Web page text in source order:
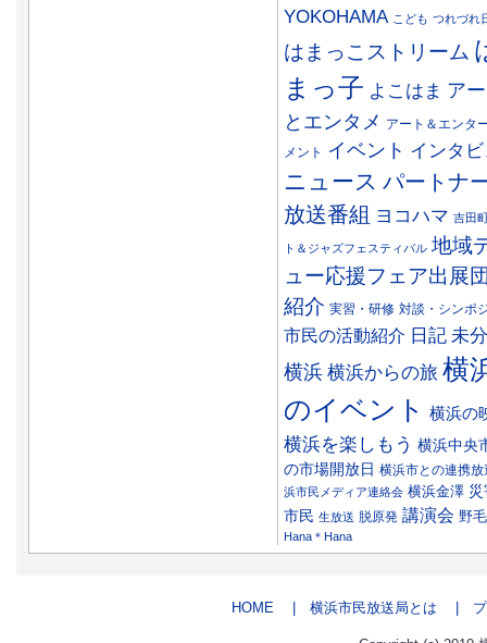
YOKOHAMA こども つれづれ
はまっこストリーム
まっ子 よこはま ア
とエンタメ アート＆エンタ
メント
イベント インタ
ニュース パートナ
放送番組 ヨコハマ 吉田
ト＆ジャズフェスティバル 地域
ュー応援フェア出展
紹介 実習・研修 対談・シンポ
市民の活動紹介 日記 未
横浜 横浜からの旅 横
のイベント
横浜の
横浜を楽しもう 横浜中央
の市場開放日 横浜市との連携放
浜市民メディア連絡会 横浜金澤
市民 生放送 脱原発 講演会 野毛
Hana＊Hana
HOME | 横浜市民放送局とは | プ